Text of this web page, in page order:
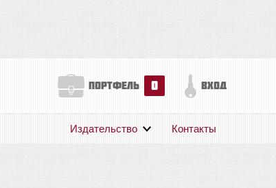
портфель 0 вход
Издательство Контакты